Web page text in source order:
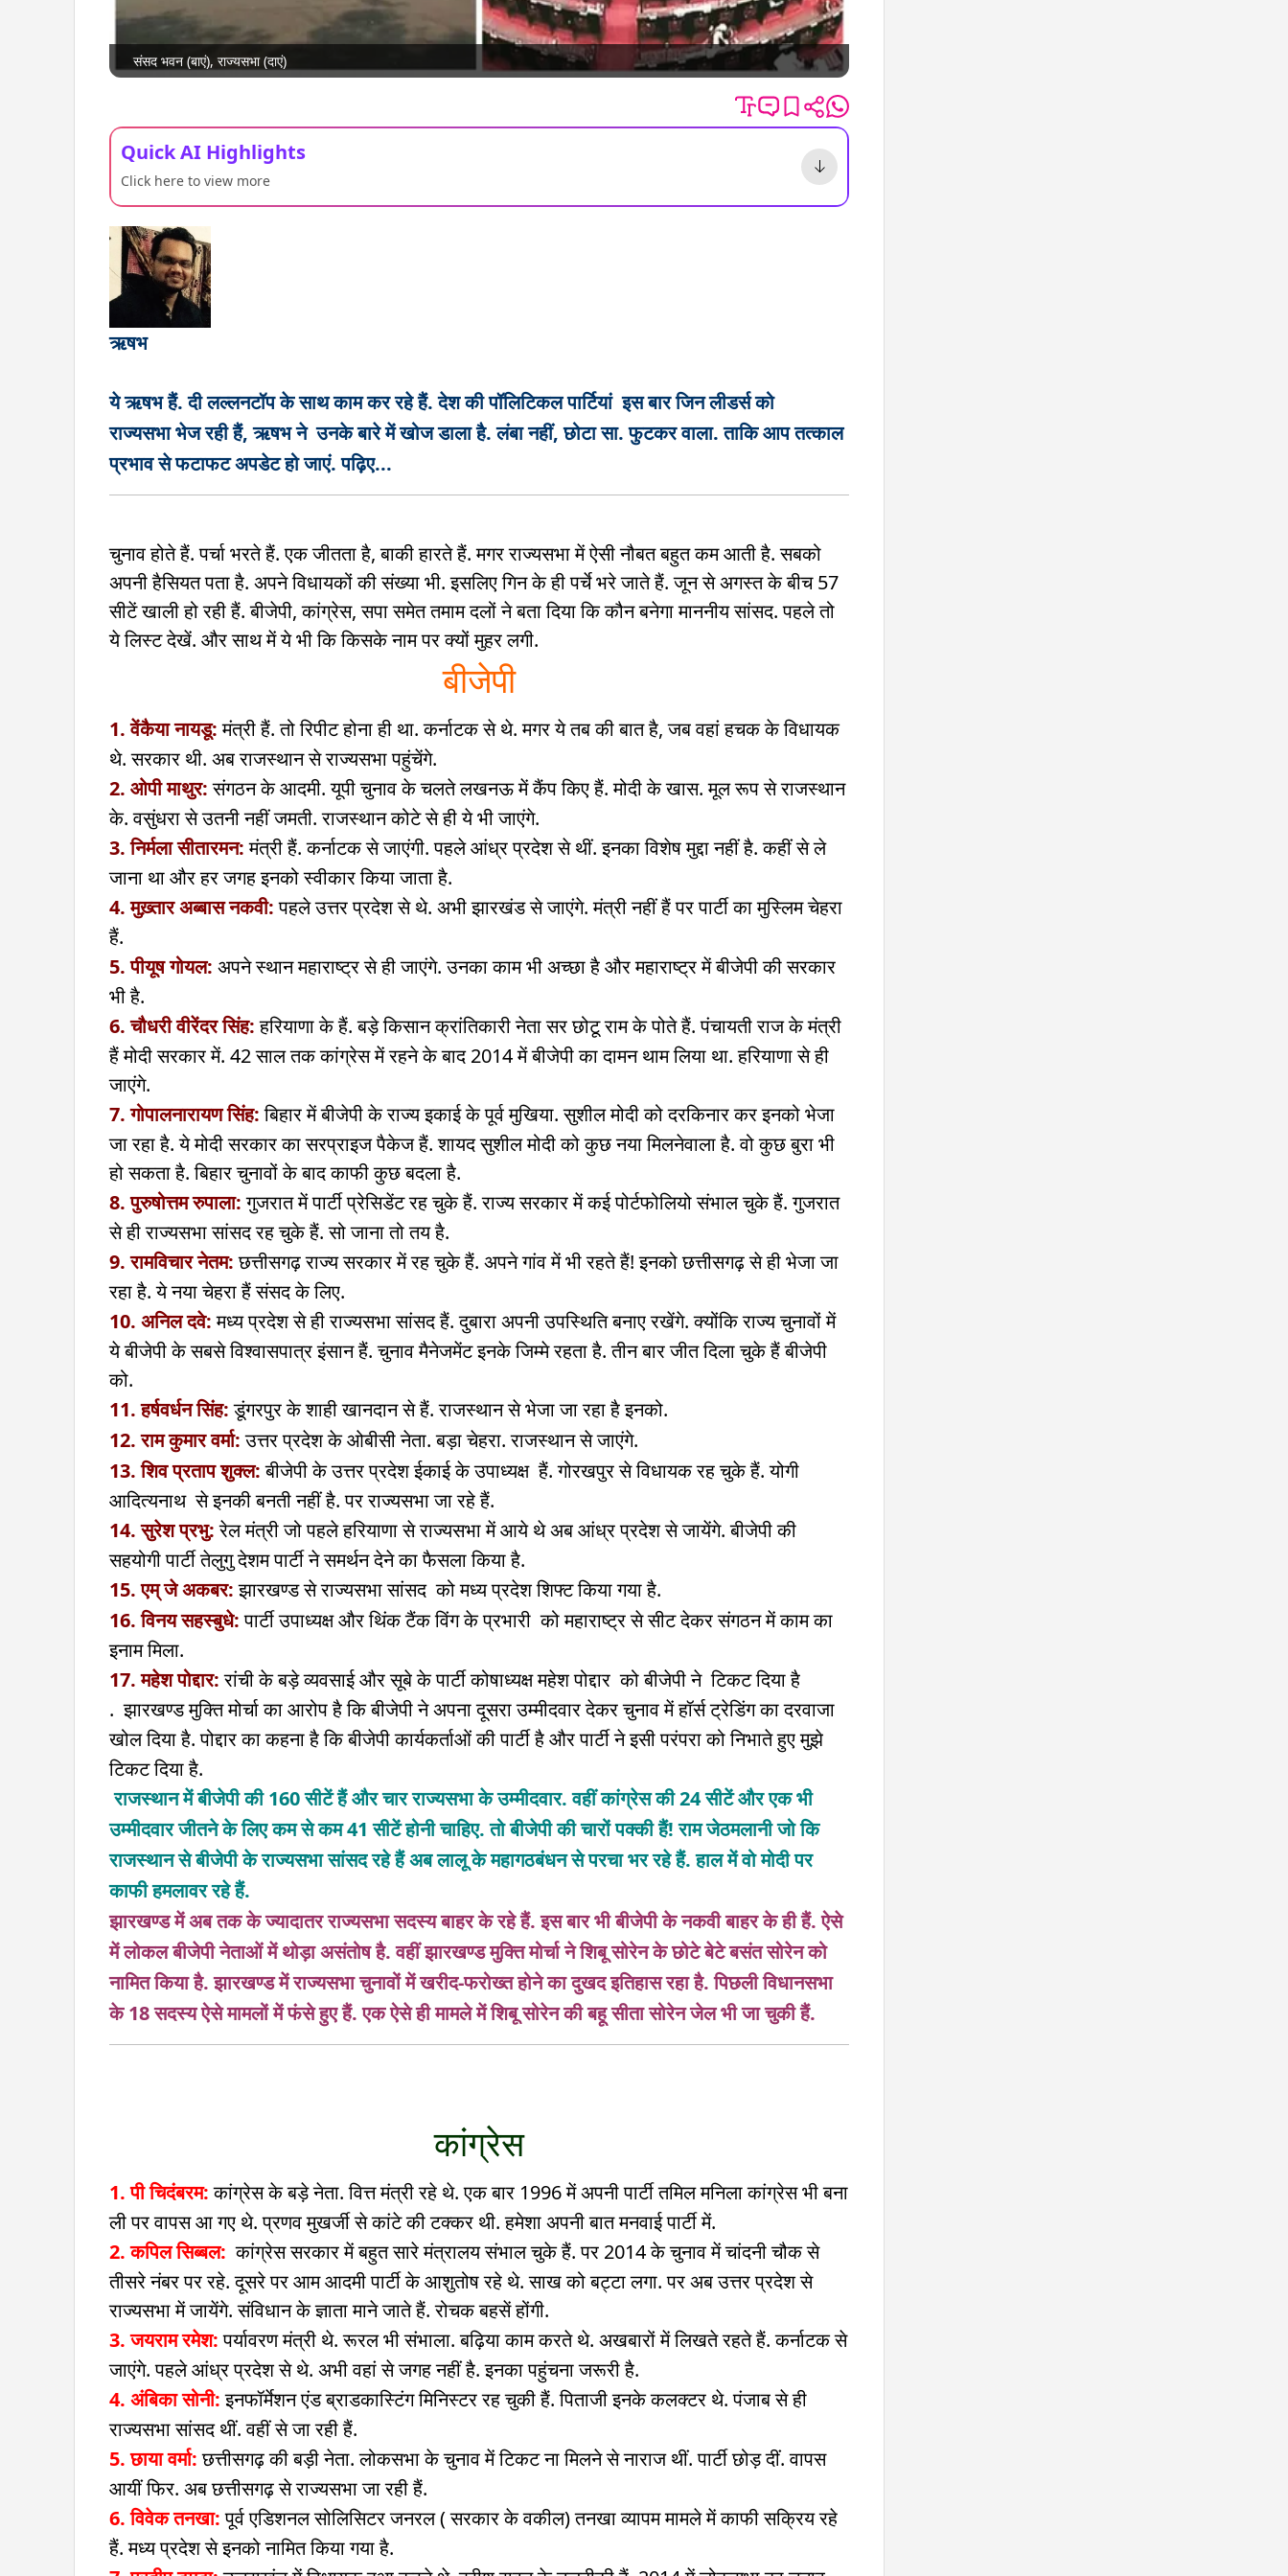
संसद भवन (बाएं), राज्यसभा (दाएं)
Quick AI Highlights
Click here to view more
ऋषभ
ये ऋषभ हैं. दी लल्लनटॉप के साथ काम कर रहे हैं. देश की पॉलिटिकल पार्टियां इस बार जिन लीडर्स को
राज्यसभा भेज रही हैं, ऋषभ ने उनके बारे में खोज डाला है. लंबा नहीं, छोटा सा. फुटकर वाला. ताकि आप तत्काल
प्रभाव से फटाफट अपडेट हो जाएं. पढ़िए...
चुनाव होते हैं. पर्चा भरते हैं. एक जीतता है, बाकी हारते हैं. मगर राज्यसभा में ऐसी नौबत बहुत कम आती है. सबको
अपनी हैसियत पता है. अपने विधायकों की संख्या भी. इसलिए गिन के ही पर्चे भरे जाते हैं. जून से अगस्त के बीच 57
सीटें खाली हो रही हैं. बीजेपी, कांग्रेस, सपा समेत तमाम दलों ने बता दिया कि कौन बनेगा माननीय सांसद. पहले तो
ये लिस्ट देखें. और साथ में ये भी कि किसके नाम पर क्यों मुहर लगी.
बीजेपी
1. वेंकैया नायडू:मंत्री हैं. तो रिपीट होना ही था. कर्नाटक से थे. मगर ये तब की बात है, जब वहां हचक के विधायक
थे. सरकार थी. अब राजस्थान से राज्यसभा पहुंचेंगे.
2. ओपी माथुर: संगठन के आदमी. यूपी चुनाव के चलते लखनऊ में कैंप किए हैं. मोदी के खास. मूल रूप से राजस्थान
के. वसुंधरा से उतनी नहीं जमती. राजस्थान कोटे से ही ये भी जाएंगे.
3. निर्मला सीतारमन: मंत्री हैं. कर्नाटक से जाएंगी. पहले आंध्र प्रदेश से थीं. इनका विशेष मुद्दा नहीं है. कहीं से ले
जाना था और हर जगह इनको स्वीकार किया जाता है.
4. मुख़्तार अब्बास नकवी:पहले उत्तर प्रदेश से थे. अभी झारखंड से जाएंगे. मंत्री नहीं हैं पर पार्टी का मुस्लिम चेहरा
हैं.
5. पीयूष गोयल: अपने स्थान महाराष्ट्र से ही जाएंगे. उनका काम भी अच्छा है और महाराष्ट्र में बीजेपी की सरकार
भी है.
6. चौधरी वीरेंदर सिंह: हरियाणा के हैं. बड़े किसान क्रांतिकारी नेता सर छोटू राम के पोते हैं. पंचायती राज के मंत्री
हैं मोदी सरकार में. 42 साल तक कांग्रेस में रहने के बाद 2014 में बीजेपी का दामन थाम लिया था. हरियाणा से ही
जाएंगे.
7. गोपालनारायण सिंह: बिहार में बीजेपी के राज्य इकाई के पूर्व मुखिया. सुशील मोदी को दरकिनार कर इनको भेजा
जा रहा है. ये मोदी सरकार का सरप्राइज पैकेज हैं. शायद सुशील मोदी को कुछ नया मिलनेवाला है. वो कुछ बुरा भी
हो सकता है. बिहार चुनावों के बाद काफी कुछ बदला है.
8. पुरुषोत्तम रुपाला: गुजरात में पार्टी प्रेसिडेंट रह चुके हैं. राज्य सरकार में कई पोर्टफोलियो संभाल चुके हैं. गुजरात
से ही राज्यसभा सांसद रह चुके हैं. सो जाना तो तय है.
9. रामविचार नेतम:छत्तीसगढ़ राज्य सरकार में रह चुके हैं. अपने गांव में भी रहते हैं! इनको छत्तीसगढ़ से ही भेजा जा
रहा है. ये नया चेहरा हैं संसद के लिए.
10. अनिल दवे:मध्य प्रदेश से ही राज्यसभा सांसद हैं. दुबारा अपनी उपस्थिति बनाए रखेंगे. क्योंकि राज्य चुनावों में
ये बीजेपी के सबसे विश्वासपात्र इंसान हैं. चुनाव मैनेजमेंट इनके जिम्मे रहता है. तीन बार जीत दिला चुके हैं बीजेपी
को.
11. हर्षवर्धन सिंह:डूंगरपुर के शाही खानदान से हैं. राजस्थान से भेजा जा रहा है इनको.
12. राम कुमार वर्मा: उत्तर प्रदेश के ओबीसी नेता. बड़ा चेहरा. राजस्थान से जाएंगे.
13. शिव प्रताप शुक्ल:बीजेपी के उत्तर प्रदेश ईकाई के उपाध्यक्ष हैं. गोरखपुर से विधायक रह चुके हैं. योगी
आदित्यनाथ से इनकी बनती नहीं है. पर राज्यसभा जा रहे हैं.
14. सुरेश प्रभु: रेल मंत्री जो पहले हरियाणा से राज्यसभा में आये थे अब आंध्र प्रदेश से जायेंगे. बीजेपी की
सहयोगी पार्टी तेलुगु देशम पार्टी ने समर्थन देने का फैसला किया है.
15. एम् जे अकबर:झारखण्ड से राज्यसभा सांसद को मध्य प्रदेश शिफ्ट किया गया है.
16. विनय सहस्बुधे:पार्टी उपाध्यक्ष और थिंक टैंक विंग के प्रभारी को महाराष्ट्र से सीट देकर संगठन में काम का
इनाम मिला.
17. महेश पोद्दार:रांची के बड़े व्यवसाई और सूबे के पार्टी कोषाध्यक्ष महेश पोद्दार को बीजेपी ने टिकट दिया है
. झारखण्ड मुक्ति मोर्चाका आरोप है कि बीजेपी ने अपना दूसरा उम्मीदवार देकर चुनाव में हॉर्स ट्रेडिंग का दरवाजा
खोल दिया है. पोद्दारका कहना है कि बीजेपी कार्यकर्ताओं की पार्टी है और पार्टी ने इसी परंपरा को निभाते हुए मुझे
टिकट दिया है.
राजस्थान में बीजेपी की 160 सीटें हैं और चार राज्यसभा के उम्मीदवार. वहीं कांग्रेस की 24 सीटें और एक भी
उम्मीदवार जीतने के लिए कम से कम 41 सीटें होनी चाहिए. तो बीजेपी की चारों पक्की हैं! राम जेठमलानी जो कि
राजस्थान से बीजेपी के राज्यसभा सांसद रहे हैं अब लालू के महागठबंधन से परचा भर रहे हैं. हाल में वो मोदी पर
काफी हमलावर रहे हैं.
झारखण्ड मेंअब तक के ज्यादातर राज्यसभा सदस्य बाहर के रहे हैं. इस बार भी बीजेपी के नकवी बाहर के ही हैं.ऐसे
में लोकलबीजेपीनेताओं में थोड़ा असंतोष है. वहीं झारखण्ड मुक्ति मोर्चा ने शिबू सोरेन के छोटे बेटे बसंत सोरेन को
नामित किया है.झारखण्ड में राज्यसभा चुनावों में खरीद-फरोख्त होने का दुखद इतिहास रहा है. पिछली विधानसभा
के 18 सदस्य ऐसे मामलों में फंसे हुए हैं. एक ऐसे ही मामले में शिबू सोरेन की बहू सीता सोरेन जेल भी जा चुकी हैं.
कांग्रेस
1. पी चिदंबरम:कांग्रेस के बड़े नेता. वित्त मंत्री रहे थे. एक बार 1996 में अपनी पार्टी तमिल मनिला कांग्रेस भी बना
ली पर वापस आ गए थे. प्रणव मुखर्जी से कांटे की टक्कर थी. हमेशा अपनी बात मनवाई पार्टी में.
2. कपिल सिब्बल: कांग्रेस सरकार में बहुत सारे मंत्रालय संभाल चुके हैं. पर 2014 के चुनाव में चांदनी चौक से
तीसरे नंबर पर रहे. दूसरे पर आम आदमी पार्टी के आशुतोष रहे थे. साख को बट्टा लगा. पर अब उत्तर प्रदेश से
राज्यसभा में जायेंगे. संविधान के ज्ञाता माने जाते हैं. रोचक बहसें होंगी.
3. जयराम रमेश: पर्यावरण मंत्री थे. रूरल भी संभाला. बढ़िया काम करते थे. अखबारों में लिखते रहते हैं. कर्नाटक से
जाएंगे. पहले आंध्र प्रदेश से थे. अभी वहां से जगह नहीं है. इनका पहुंचना जरूरी है.
4. अंबिका सोनी: इनफॉर्मेशन एंड ब्राडकास्टिंग मिनिस्टर रह चुकी हैं. पिताजी इनके कलक्टर थे. पंजाब से ही
राज्यसभा सांसद थीं. वहीं से जा रही हैं.
5. छाया वर्मा: छत्तीसगढ़ की बड़ी नेता. लोकसभा के चुनाव में टिकट ना मिलने से नाराज थीं. पार्टी छोड़ दीं. वापस
आयीं फिर. अब छत्तीसगढ़ से राज्यसभा जा रही हैं.
6. विवेक तनखा:पूर्व एडिशनल सोलिसिटर जनरल ( सरकार के वकील) तनखा व्यापम मामले में काफी सक्रिय रहे
हैं. मध्य प्रदेश से इनको नामित किया गया है.